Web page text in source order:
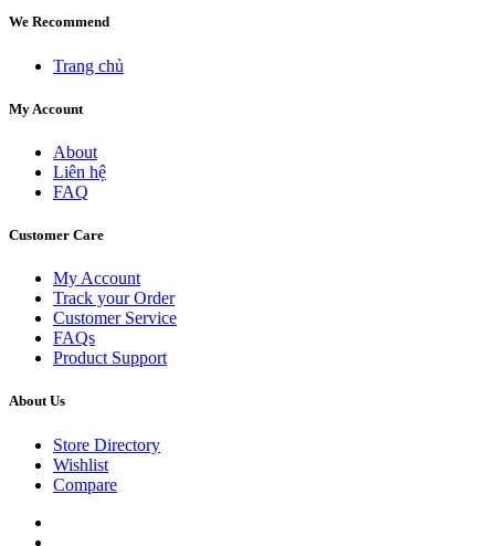
We Recommend
Trang chủ
My Account
About
Liên hệ
FAQ
Customer Care
My Account
Track your Order
Customer Service
FAQs
Product Support
About Us
Store Directory
Wishlist
Compare